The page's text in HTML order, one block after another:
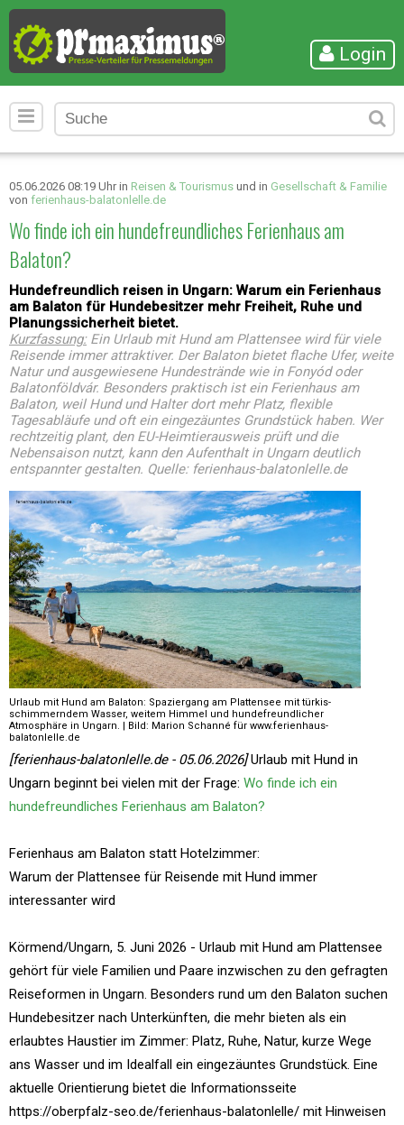
Login
05.06.2026 08:19 Uhr in Reisen & Tourismus und in Gesellschaft & Familie
von ferienhaus-balatonlelle.de
Wo finde ich ein hundefreundliches Ferienhaus am
Balaton?
Hundefreundlich reisen in Ungarn: Warum ein Ferienhaus
am Balaton für Hundebesitzer mehr Freiheit, Ruhe und
Planungssicherheit bietet.
Kurzfassung:Ein Urlaub mit Hund am Plattensee wird für viele
Reisende immer attraktiver. Der Balaton bietet flache Ufer, weite
Natur und ausgewiesene Hundestrände wie in Fonyód oder
Balatonföldvár. Besonders praktisch ist ein Ferienhaus am
Balaton, weil Hund und Halter dort mehr Platz, flexible
Tagesabläufe und oft ein eingezäuntes Grundstück haben. Wer
rechtzeitig plant, den EU-Heimtierausweis prüft und die
Nebensaison nutzt, kann den Aufenthalt in Ungarn deutlich
entspannter gestalten. Quelle: ferienhaus-balatonlelle.de
Urlaub mit Hund am Balaton: Spaziergang am Plattensee mit türkis-
schimmerndem Wasser, weitem Himmel und hundefreundlicher
Atmosphäre in Ungarn. | Bild: Marion Schanné für www.ferienhaus-
balatonlelle.de
[ferienhaus-balatonlelle.de - 05.06.2026]Urlaub mit Hund in
Ungarn beginnt bei vielen mit der Frage: Wo finde ich ein
hundefreundliches Ferienhaus am Balaton?
Ferienhaus am Balaton statt Hotelzimmer:
Warum der Plattensee für Reisende mit Hund immer
interessanter wird
Körmend/Ungarn, 5. Juni 2026 - Urlaub mit Hund am Plattensee
gehört für viele Familien und Paare inzwischen zu den gefragten
Reiseformen in Ungarn. Besonders rund um den Balaton suchen
Hundebesitzer nach Unterkünften, die mehr bieten als ein
erlaubtes Haustier im Zimmer: Platz, Ruhe, Natur, kurze Wege
ans Wasser und im Idealfall ein eingezäuntes Grundstück. Eine
aktuelle Orientierung bietet die Informationsseite
https://oberpfalz-seo.de/ferienhaus-balatonlelle/ mit Hinweisen